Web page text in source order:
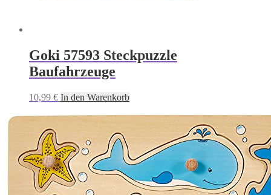
Goki 57593 Steckpuzzle
Baufahrzeuge
10,99 € In den Warenkorb